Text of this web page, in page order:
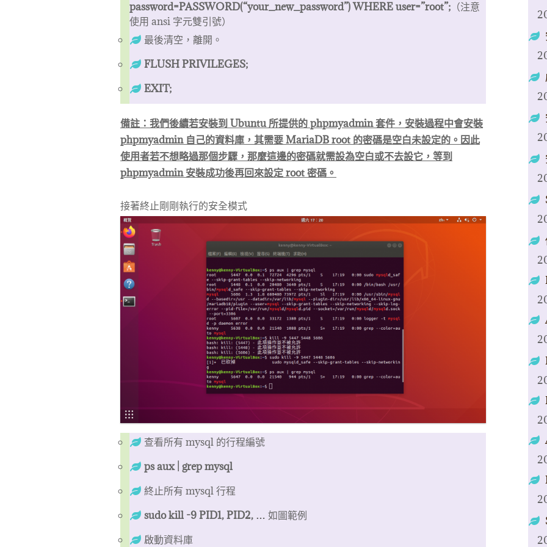
password=PASSWORD(“your_new_password”) WHERE user=”root”; （注意
使用 ansi 字元雙引號）
最後清空，離開。
FLUSH PRIVILEGES;
EXIT;
備註：我們後續若安裝到 Ubuntu 所提供的 phpmyadmin 套件，安裝過程中會安裝
phpmyadmin 自己的資料庫，其需要 MariaDB root 的密碼是空白未設定的。因此
使用者若不想略過那個步驟，那麼這邊的密碼就需設為空白或不去設它，等到
phpmyadmin 安裝成功後再回來設定 root 密碼。
接著終止剛剛執行的安全模式
查看所有 mysql 的行程編號
ps aux | grep mysql
終止所有 mysql 行程
sudo kill -9 PID1, PID2, … 如圖範例
啟動資料庫